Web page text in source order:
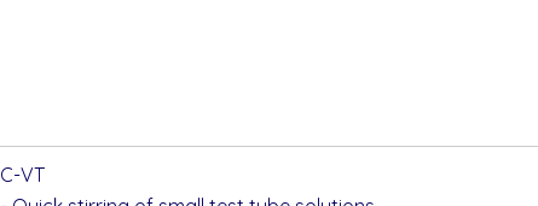
C-VT